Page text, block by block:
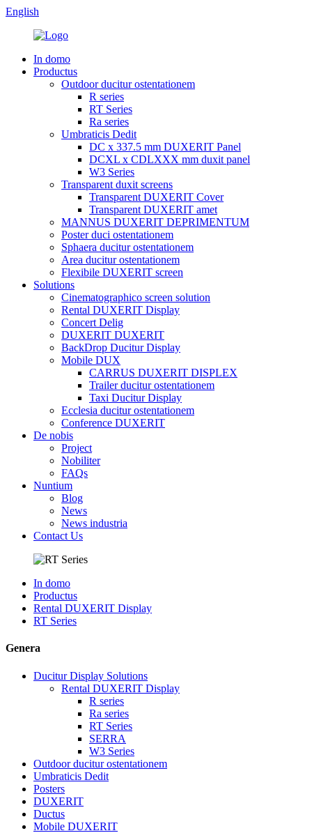
English
In domo
Productus
Outdoor ducitur ostentationem
R series
RT Series
Ra series
Umbraticis Dedit
DC x 337.5 mm DUXERIT Panel
DCXL x CDLXXX mm duxit panel
W3 Series
Transparent duxit screens
Transparent DUXERIT Cover
Transparent DUXERIT amet
MANNUS DUXERIT DEPRIMENTUM
Poster duci ostentationem
Sphaera ducitur ostentationem
Area ducitur ostentationem
Flexibile DUXERIT screen
Solutions
Cinematographico screen solution
Rental DUXERIT Display
Concert Delig
DUXERIT DUXERIT
BackDrop Ducitur Display
Mobile DUX
CARRUS DUXERIT DISPLEX
Trailer ducitur ostentationem
Taxi Ducitur Display
Ecclesia ducitur ostentationem
Conference DUXERIT
De nobis
Project
Nobiliter
FAQs
Nuntium
Blog
News
News industria
Contact Us
In domo
Productus
Rental DUXERIT Display
RT Series
Genera
Ducitur Display Solutions
Rental DUXERIT Display
R series
Ra series
RT Series
SERRA
W3 Series
Outdoor ducitur ostentationem
Umbraticis Dedit
Posters
DUXERIT
Ductus
Mobile DUXERIT